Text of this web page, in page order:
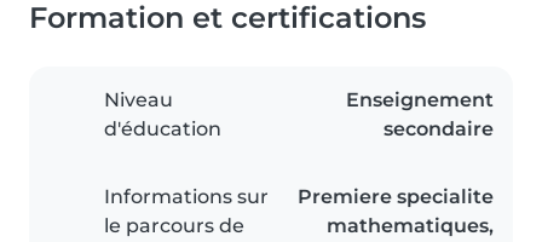
Formation et certifications
Niveau
d'éducation
Enseignement
secondaire
Informations sur
le parcours de
Premiere specialite
mathematiques,